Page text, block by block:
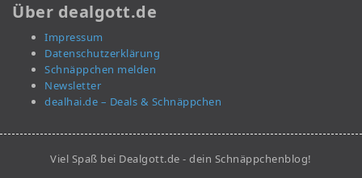
Über dealgott.de
Impressum
Datenschutzerklärung
Schnäppchen melden
Newsletter
dealhai.de – Deals & Schnäppchen
Viel Spaß bei Dealgott.de - dein Schnäppchenblog!